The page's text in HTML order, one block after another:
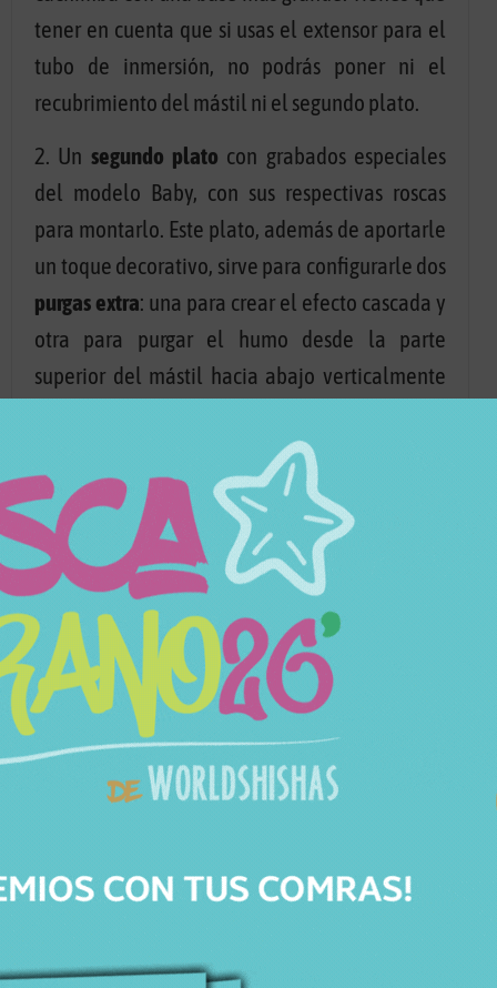
tener en cuenta que si usas el extensor para el
tubo de inmersión, no podrás poner ni el
recubrimiento del mástil ni el segundo plato.
2. Un segundo plato con grabados especiales
del modelo Baby, con sus respectivas roscas
para montarlo. Este plato, además de aportarle
un toque decorativo, sirve para configurarle dos
purgas extra: una para crear el efecto cascada y
otra para purgar el humo desde la parte
superior del mástil hacia abajo verticalmente
pueden efectuarse con tan solo un leve giro del
plato.
Con este kit tu cachimba será mucho más
original y versátil.
Haz clic para aceptar cookies de marketing y permitir
este contenido